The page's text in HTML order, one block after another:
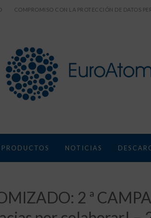
COMPROMISO CON LA PROTECCIÓN DE DATOS
PRODUCTOS NOTICIAS
2 ª